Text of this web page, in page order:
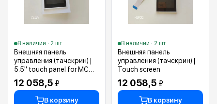
В наличии · 2 шт.
Внешняя панель
управления (тачскрин) |
5.5" touch panel for MC
and MKU cutter
12 058,5 ₽
В корзину
В наличии · 2 шт.
Внешняя панель
управления (тачскрин) |
Touch screen
12 058,5 ₽
В корзину